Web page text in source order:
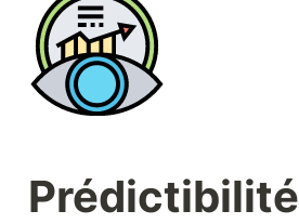
Prédictibilité